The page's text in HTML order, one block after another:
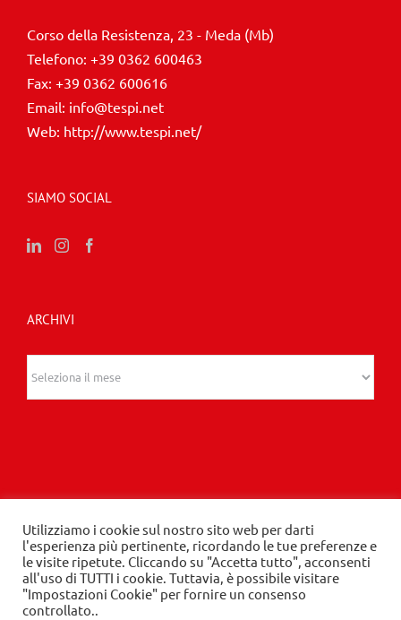
Corso della Resistenza, 23 - Meda (Mb)
Telefono: +39 0362 600463
Fax: +39 0362 600616
Email: info@tespi.net
Web: http://www.tespi.net/
SIAMO SOCIAL
ARCHIVI
© 2020 Edizioni Turbo by Tespi Mediagroup -
Direttore: Angelo Frigerio -Privacy Policy-Cookie
Policy- P.IVA 03632610964
Utilizziamo i cookie sul nostro sito web per darti
l'esperienza più pertinente, ricordando le tue preferenze e
le visite ripetute. Cliccando su "Accetta tutto", acconsenti
all'uso di TUTTI i cookie. Tuttavia, è possibile visitare
"Impostazioni Cookie" per fornire un consenso
controllato..